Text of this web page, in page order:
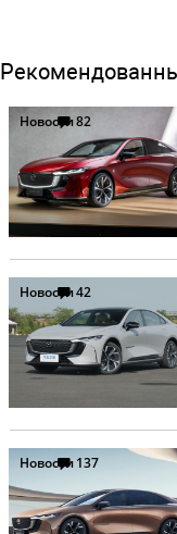
Новости82
Новости42
Новости137